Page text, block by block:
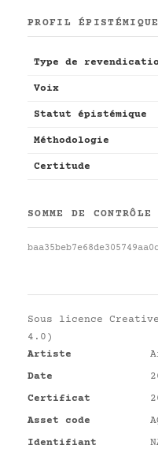
PROFIL ÉPISTÉMIQUE
Type de
Voix
Statut épistémique
Méthodologie
Certitude
SOMME DE
Sous licence
4.0)
Artiste
Date
Certificat
Asset code
Identifiant